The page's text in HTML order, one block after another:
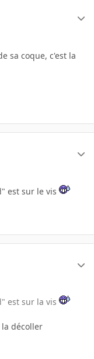
sa coque, c'est la
est sur le vis
est sur la vis
décoller